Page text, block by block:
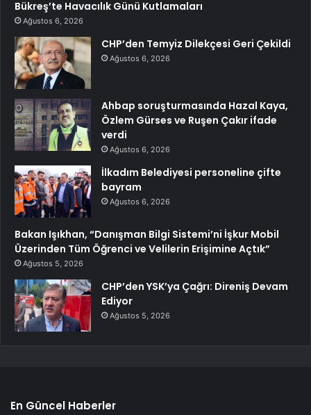
Bükreş’te Havacılık Günü Kutlamaları
Ağustos 6, 2026
CHP’den Temyiz Dilekçesi Geri Çekildi
Ağustos 6, 2026
Ahbap soruşturmasında Hazal Kaya,
Özlem Gürses ve Ruşen Çakır ifade
verdi
Ağustos 6, 2026
İlkadım Belediyesi personeline çifte
bayram
Ağustos 6, 2026
Bakan Işıkhan, “Danışman Bilgi Sistemi’ni İşkur Mobil
Üzerinden Tüm Öğrenci ve Velilerin Erişimine Açtık”
Ağustos 5, 2026
CHP’den YSK’ya Çağrı: Direniş Devam
Ediyor
Ağustos 5, 2026
En Güncel Haberler